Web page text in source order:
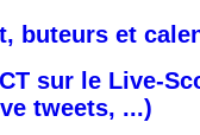
buteurs et
sur le Live-
tweets, ...)